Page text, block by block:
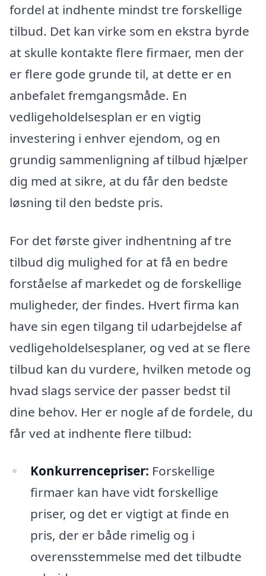
fordel at indhente mindst tre forskellige
tilbud. Det kan virke som en ekstra byrde
at skulle kontakte flere firmaer, men der
er flere gode grunde til, at dette er en
anbefalet fremgangsmåde. En
vedligeholdelsesplan er en vigtig
investering i enhver ejendom, og en
grundig sammenligning af tilbud hjælper
dig med at sikre, at du får den bedste
løsning til den bedste pris.
For det første giver indhentning af tre
tilbud dig mulighed for at få en bedre
forståelse af markedet og de forskellige
muligheder, der findes. Hvert firma kan
have sin egen tilgang til udarbejdelse af
vedligeholdelsesplaner, og ved at se flere
tilbud kan du vurdere, hvilken metode og
hvad slags service der passer bedst til
dine behov. Her er nogle af de fordele, du
får ved at indhente flere tilbud:
Konkurrencepriser: Forskellige
firmaer kan have vidt forskellige
priser, og det er vigtigt at finde en
pris, der er både rimelig og i
overensstemmelse med det tilbudte